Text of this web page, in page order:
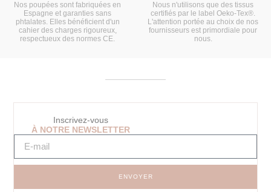
Nos poupées sont fabriquées en
Espagne et garanties sans
phtalates. Elles bénéficient d'un
cahier des charges rigoureux,
respectueux des normes CE.
Nous n'utilisons que des tissus
certifiés par le label Oeko-Tex®.
L'attention portée au choix de nos
fournisseurs est primordiale pour
nous.
Inscrivez-vous
À NOTRE NEWSLETTER
ENVOYER